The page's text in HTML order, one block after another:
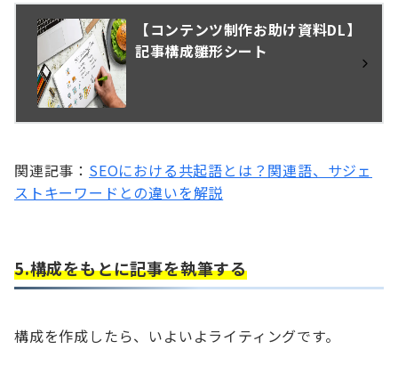
【コンテンツ制作お助け資料DL】
記事構成雛形シート
関連記事： SEOにおける共起語とは？関連語、サジェ
ストキーワードとの違いを解説
5.構成をもとに記事を執筆する
構成を作成したら、いよいよライティングです。